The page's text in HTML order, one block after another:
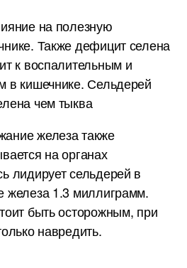
на полезную
Также дефицит селена
к воспалительным и
в кишечнике. Сельдерей
чем тыква
железа также
на органах
лидирует сельдерей в
железа 1.3 миллиграмм.
быть осторожным, при
навредить.